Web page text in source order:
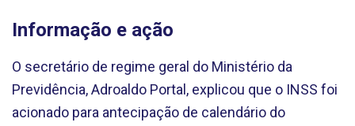
Informação e ação
O secretário de regime geral do Ministério da
Previdência, Adroaldo Portal, explicou que o INSS foi
acionado para antecipação de calendário do